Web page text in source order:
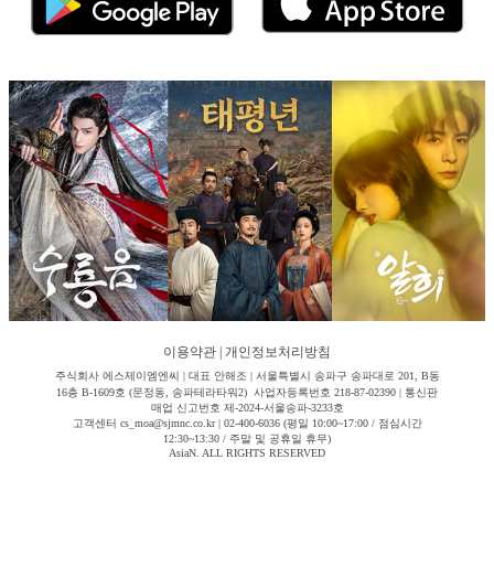
이용약관 개인정보처리방침
주식회사 에스제이엠엔씨 | 대표 안해조 | 서울특별시 송파구 송파대로 201, B동
16층 B-1609호 (문정동, 송파테라타워2) 사업자등록번호 218-87-02390 | 통신판
매업 신고번호 제-2024-서울송파-3233호
고객센터 cs_moa@sjmnc.co.kr | 02-400-6036 (평일 10:00~17:00 / 점심시간
12:30~13:30 / 주말 및 공휴일 휴무)
AsiaN. ALL RIGHTS RESERVED